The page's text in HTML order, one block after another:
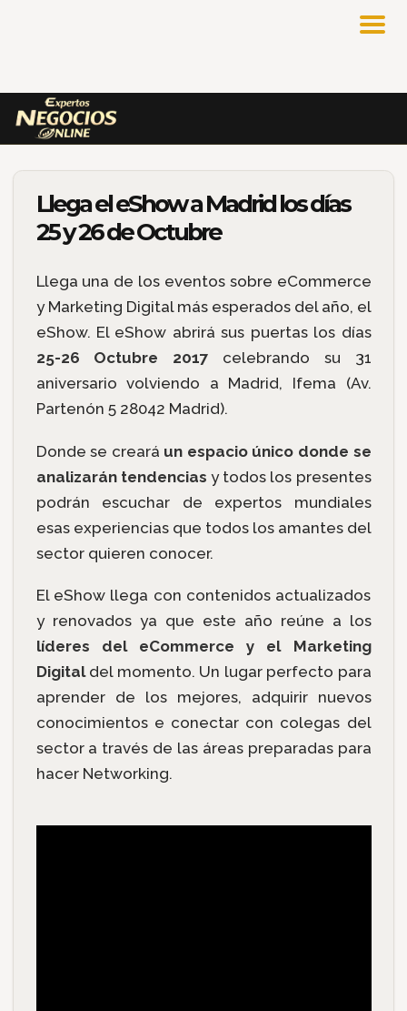
Llega el eShow a Madrid los días
25 y 26 de Octubre
Llega una de los eventos sobre eCommerce
y Marketing Digital más esperados del año, el
eShow. El eShow abrirá sus puertas los días
25-26 Octubre 2017 celebrando su 31
aniversario volviendo a Madrid, Ifema (Av.
Partenón 5 28042 Madrid).
Donde se creará un espacio único donde se
analizarán tendencias y todos los presentes
podrán escuchar de expertos mundiales
esas experiencias que todos los amantes del
sector quieren conocer.
El eShow llega con contenidos actualizados
y renovados ya que este año reúne a los
líderes del eCommerce y el Marketing
Digitaldel momento. Un lugar perfecto para
aprender de los mejores, adquirir nuevos
conocimientos e conectar con colegas del
sector a través de las áreas preparadas para
hacer Networking.